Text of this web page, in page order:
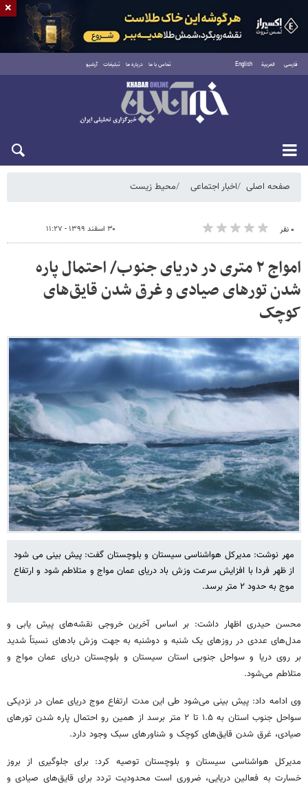
فارسی العربية English تماس با ما درباره ما تبلیغات آرشیو
دوشنبه ۱۹ مرداد ۱۴۰۵
صفحه اصلی اخبار اجتماعی محیط زیست
۰ نفر ۳۰ اسفند ۱۳۹۹ - ۱۱:۲۷
امواج ۲ متری در دریای جنوب/ احتمال پاره
شدن تورهای صیادی و غرق شدن قایق‌های
کوچک
مهر نوشت: مدیرکل هواشناسی سیستان و بلوچستان گفت: پیش بینی می شود
از ظهر فردا با افزایش سرعت وزش باد دریای عمان مواج و متلاطم شود و ارتفاع
موج به حدود ۲ متر برسد.
محسن حیدری اظهار داشت: بر اساس آخرین خروجی نقشه‌های پیش یابی و
مدل‌های عددی در روزهای یک شنبه و دوشنبه به جهت وزش بادهای نسبتاً شدید
بر روی دریا و سواحل جنوبی استان سیستان و بلوچستان دریای عمان مواج و
متلاطم می‌شود.
وی ادامه داد: پیش بینی می‌شود طی این مدت ارتفاع موج دریای عمان در نزدیکی
سواحل جنوب استان به ۱.۵ تا ۲ متر برسد از همین رو احتمال پاره شدن تورهای
صیادی، غرق شدن قایق‌های کوچک و شناورهای سبک وجود دارد.
مدیرکل هواشناسی سیستان و بلوچستان توصیه کرد: برای جلوگیری از بروز
خسارت به فعالین دریایی، ضروری است محدودیت تردد برای قایق‌های صیادی و
×